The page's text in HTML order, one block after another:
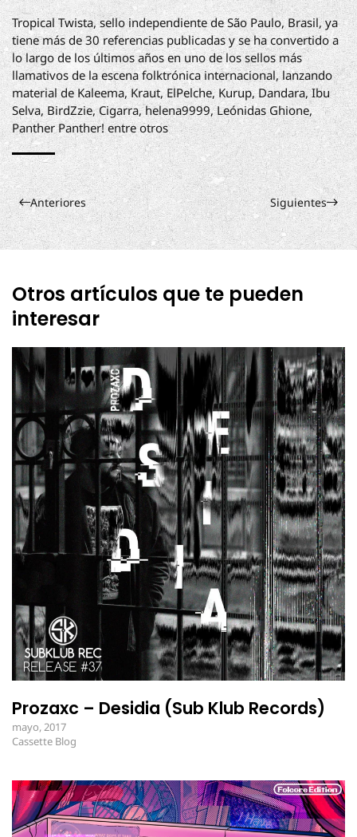
Tropical Twista, sello independiente de São Paulo, Brasil, ya
tiene más de 30 referencias publicadas y se ha convertido a
lo largo de los últimos años en uno de los sellos más
llamativos de la escena folktrónica internacional, lanzando
material de Kaleema, Kraut, ElPelche, Kurup, Dandara, Ibu
Selva, BirdZzie, Cigarra, helena9999, Leónidas Ghione,
Panther Panther! entre otros
Anteriores Siguientes
Otros artículos que te pueden
interesar
Prozaxc – Desidia (Sub Klub Records)
mayo, 2017
Cassette Blog